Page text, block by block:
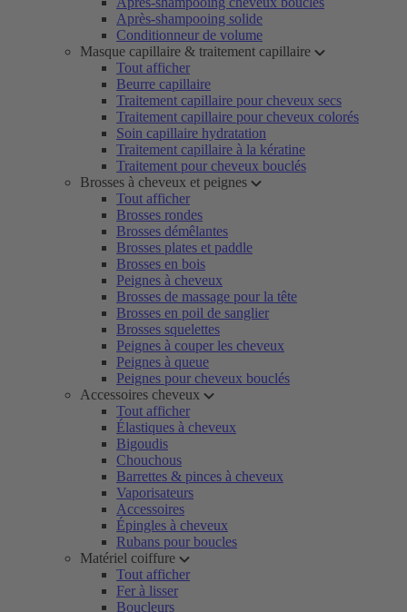
Après-shampooing solide
Conditionneur de volume
Masque capillaire & traitement capillaire
Tout afficher
Beurre capillaire
Traitement capillaire pour cheveux secs
Traitement capillaire pour cheveux colorés
Soin capillaire hydratation
Traitement capillaire à la kératine
Traitement pour cheveux bouclés
Brosses à cheveux et peignes
Tout afficher
Brosses rondes
Brosses démêlantes
Brosses plates et paddle
Brosses en bois
Peignes à cheveux
Brosses de massage pour la tête
Brosses en poil de sanglier
Brosses squelettes
Peignes à couper les cheveux
Peignes à queue
Peignes pour cheveux bouclés
Accessoires cheveux
Tout afficher
Élastiques à cheveux
Bigoudis
Chouchous
Barrettes & pinces à cheveux
Vaporisateurs
Accessoires
Épingles à cheveux
Rubans pour boucles
Matériel coiffure
Tout afficher
Fer à lisser
Boucleurs